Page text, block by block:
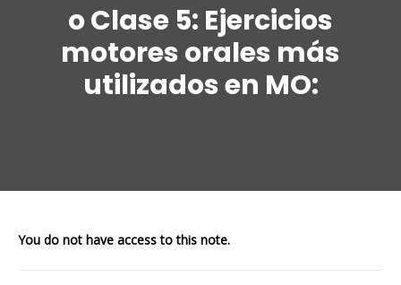
o Clase 5: Ejercicios
motores orales más
utilizados en MO:
You do not have access to this note.